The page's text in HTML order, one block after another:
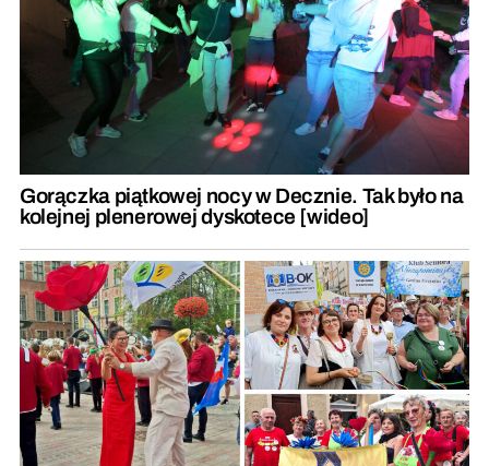
Gorączka piątkowej nocy w Decznie. Tak było na
kolejnej plenerowej dyskotece [wideo]